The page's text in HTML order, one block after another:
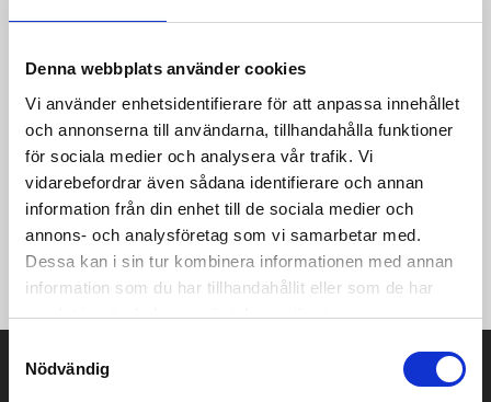
Denna webbplats använder cookies
Vi använder enhetsidentifierare för att anpassa innehållet
och annonserna till användarna, tillhandahålla funktioner
för sociala medier och analysera vår trafik. Vi
vidarebefordrar även sådana identifierare och annan
information från din enhet till de sociala medier och
annons- och analysföretag som vi samarbetar med.
Dessa kan i sin tur kombinera informationen med annan
information som du har tillhandahållit eller som de har
samlat in när du har använt deras tjänster.
Nödvändig
kombination med värmeförseglad quiltning ger
isoleringsförmågan förbättras. Med RDS-certifierad
återvunnen dunisolering av återvunnet dun och återvunna
fjädrar får du värme utan att kompromissa med etiska
standarder. Med invändig stormklaff, hakskydd och
flatstickade elastiska ribbade muddar i ärmsluten ger denna
bodywarmer maximalt skydd mot väder och vind. Frontfickorna
med dragkedja ger extra bekvämlighet och funktionalitet.
Omfamna både stil och etiska värderingar med Caltha
bodywarmer perfekt för alla utomhusäventyr eller daglig
användning.
Prisuppgift på mailen?